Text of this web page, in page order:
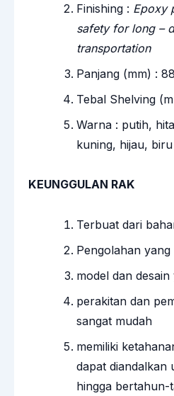
Finishing : Epoxy
safety for long –
transportation
Panjang (mm) :
Tebal Shelving
Warna : putih,
kuning, hijau,
KEUNGGULAN RAK
Terbuat dari
Pengolahan
model dan
perakitan dan
sangat mudah
memiliki
dapat diandalkan
hingga bertahun-